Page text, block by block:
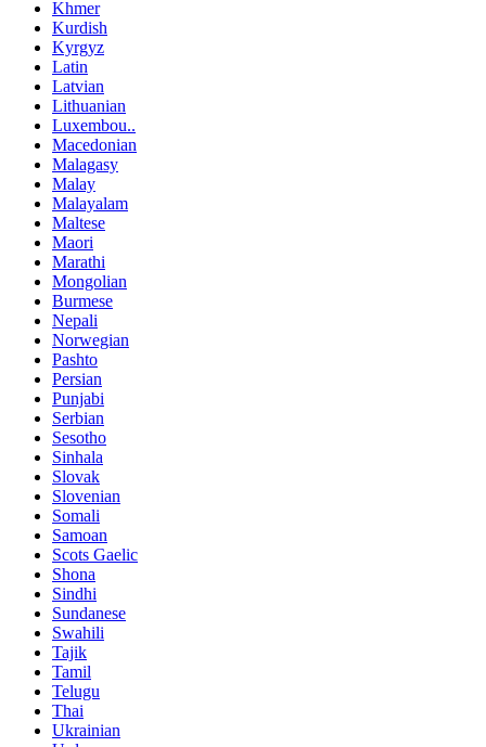
Khmer
Kurdish
Kyrgyz
Latin
Latvian
Lithuanian
Luxembou..
Macedonian
Malagasy
Malay
Malayalam
Maltese
Maori
Marathi
Mongolian
Burmese
Nepali
Norwegian
Pashto
Persian
Punjabi
Serbian
Sesotho
Sinhala
Slovak
Slovenian
Somali
Samoan
Scots Gaelic
Shona
Sindhi
Sundanese
Swahili
Tajik
Tamil
Telugu
Thai
Ukrainian